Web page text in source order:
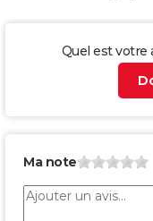
Quel est votre
Ma note